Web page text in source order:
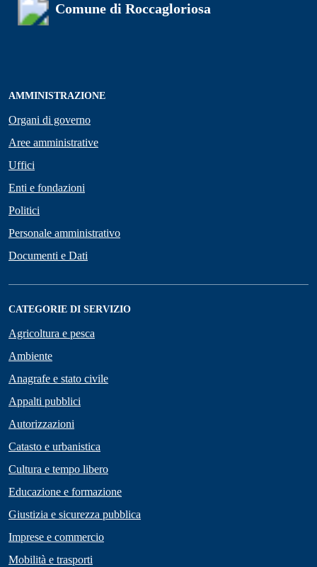
Comune di Roccagloriosa
AMMINISTRAZIONE
Organi di governo
Aree amministrative
Uffici
Enti e fondazioni
Politici
Personale amministrativo
Documenti e Dati
CATEGORIE DI SERVIZIO
Agricoltura e pesca
Ambiente
Anagrafe e stato civile
Appalti pubblici
Autorizzazioni
Catasto e urbanistica
Cultura e tempo libero
Educazione e formazione
Giustizia e sicurezza pubblica
Imprese e commercio
Mobilità e trasporti